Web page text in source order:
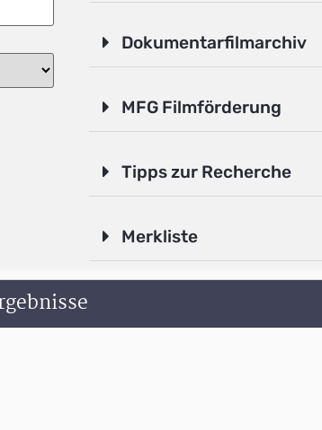
Dokumentarfilmarchiv
MFG Filmförderung
Tipps zur Recherche
Merkliste